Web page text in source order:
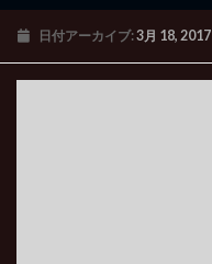
日付アーカイブ:3月 18, 2017